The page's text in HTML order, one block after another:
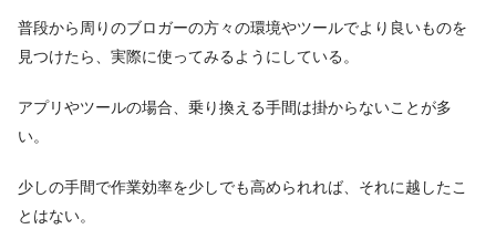
普段から周りのブロガーの方々の環境やツールでより良いものを
見つけたら、実際に使ってみるようにしている。
アプリやツールの場合、乗り換える手間は掛からないことが多
い。
少しの手間で作業効率を少しでも高められれば、それに越したこ
とはない。